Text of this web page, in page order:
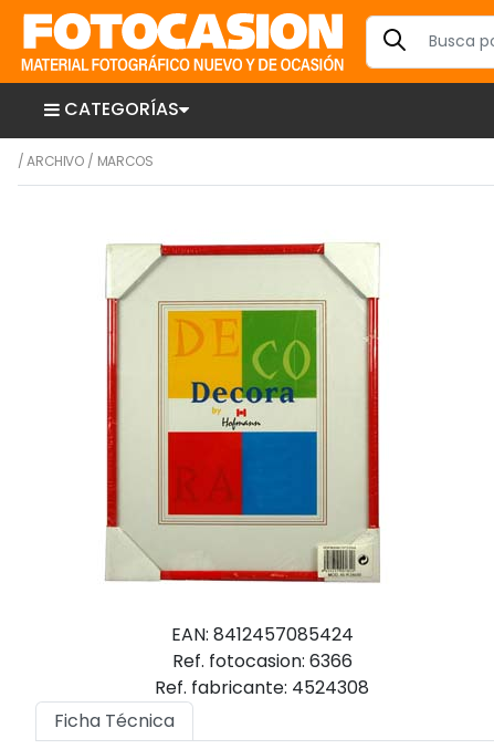
CATEGORÍAS
/ARCHIVO/ MARCOS
EAN: 8412457085424
Ref. fotocasion: 6366
Ref. fabricante: 4524308
Ficha Técnica